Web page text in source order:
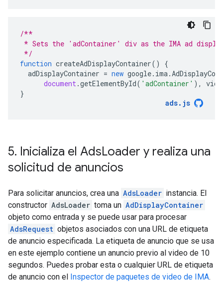
/**
* Sets the 'adContainer' div as the IMA ad
*/
function createAdDisplayContainer()
{
adDisplayContainer = new google. ima.
document.getElementById( 'adContainer' ),
}
ads. js
5. Inicializa el AdsLoader y realiza una
solicitud de anuncios
Para solicitar anuncios, crea una AdsLoader instancia. El
constructor AdsLoader toma un AdDisplayContainer
objeto como entrada y se puede usar para procesar
AdsRequest objetos asociados con una URL de etiqueta
de anuncio especificada. La etiqueta de anuncio que se usa
en este ejemplo contiene un anuncio previo al video de 10
segundos. Puedes probar esta o cualquier URL de etiqueta
de anuncio con el Inspector de paquetes de video de IMA.